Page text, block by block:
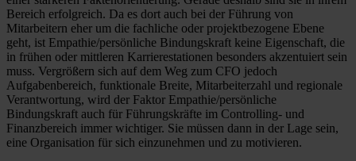
Bereich erfolgreich. Da es dort auch bei der Führung von
Mitarbeitern eher um die fachliche oder projektbezogene Ebene
geht, ist Empathie/persönliche Bindungskraft keine Eigenschaft, die
in frühen oder mittleren Karrierestationen besonders akzentuiert sein
muss. Vergrößern sich auf dem Weg zum CFO jedoch
Aufgabenbereich, funktionale Breite, Mitarbeiterzahl und regionale
Verantwortung, wird der Faktor Empathie/persönliche
Bindungskraft auch für Führungskräfte im Controlling- und
Finanzbereich immer wichtiger. Sie müssen dann in der Lage sein,
eine Organisation für sich einzunehmen und zu motivieren.